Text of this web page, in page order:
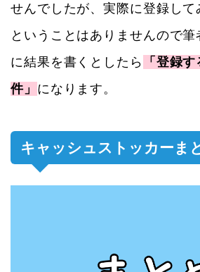
せんでしたが、実際に登録して
ということはありませんので筆
に結果を書くとしたら
「登録
件」 になります。
キャッシュストッカーま